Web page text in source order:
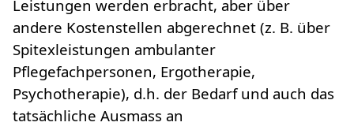
Leistungen werden erbracht, aber über
andere Kostenstellen abgerechnet (z. B. über
Spitexleistungen ambulanter
Pflegefachpersonen, Ergotherapie,
Psychotherapie), d.h. der Bedarf und auch das
tatsächliche Ausmass an